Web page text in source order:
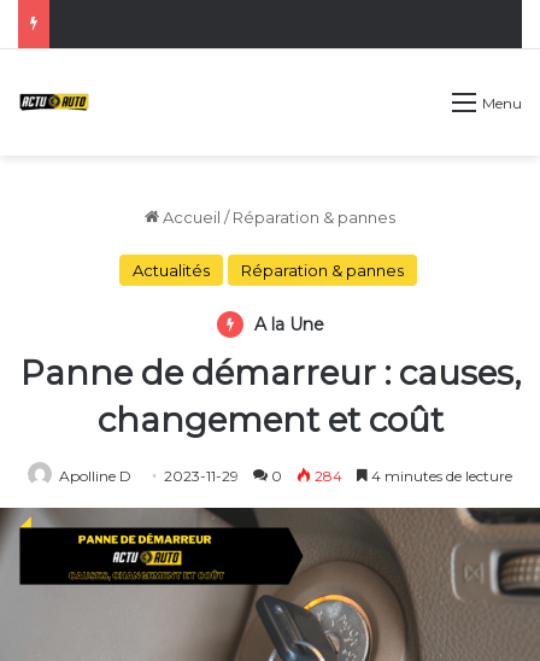
Menu
Accueil / Réparation & pannes
Actualités Réparation & pannes
A la Une
Panne de démarreur : causes,
changement et coût
Apolline D 2023-11-29 0 284 4 minutes de lecture